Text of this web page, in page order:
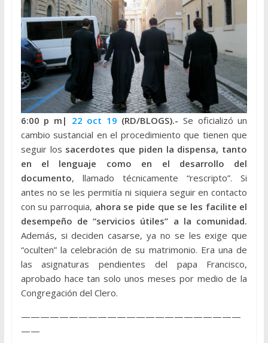
6:00 p m| 22 oct 19 (RD/BLOGS).-Se oficializó un
cambio sustancial en el procedimiento que tienen que
seguir los sacerdotes que piden la dispensa, tanto
en el lenguaje como en el desarrollo del
documento, llamado técnicamente “rescripto”. Si
antes no se les permitía ni siquiera seguir en contacto
con su parroquia, ahora se pide que se les facilite el
desempeño de “servicios útiles” a la comunidad.
Además, si deciden casarse, ya no se les exige que
“oculten” la celebración de su matrimonio. Era una de
las asignaturas pendientes del papa Francisco,
aprobado hace tan solo unos meses por medio de la
Congregación del Clero.
———————————————————————
——